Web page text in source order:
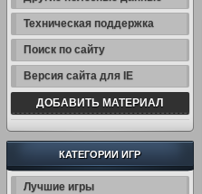
Техническая поддержка
Поиск по сайту
Версия сайта для IE
ДОБАВИТЬ МАТЕРИАЛ
КАТЕГОРИИ ИГР
Лучшие игры